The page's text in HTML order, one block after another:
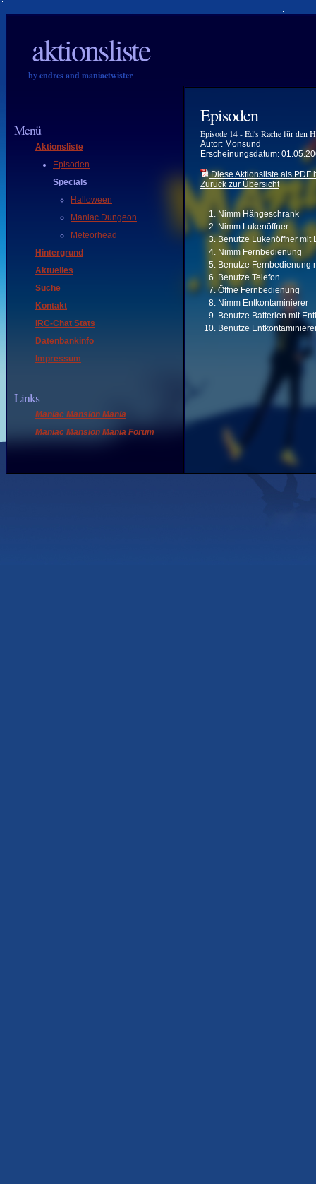
aktionsliste
by endres and maniactwister
Menü
Aktionsliste
Episoden
Specials
Halloween
Maniac Dungeon
Meteorhead
Hintergrund
Aktuelles
Suche
Kontakt
IRC-Chat Stats
Datenbankinfo
Impressum
Links
Maniac Mansion Mania
Maniac Mansion Mania Forum
Episoden
Episode 14 - Ed's Rache für den
Autor: Monsund
Erscheinungsdatum:
Diese Aktionsliste als PDF
Zurück zur Übersicht
Nimm Hängeschrank
Nimm Lukenöffner
Benutze Lukenöffner mit
Nimm Fernbedienung
Benutze Fernbedienung
Benutze Telefon
Öffne Fernbedienung
Nimm Entkontaminierer
Benutze Batterien mit
Benutze